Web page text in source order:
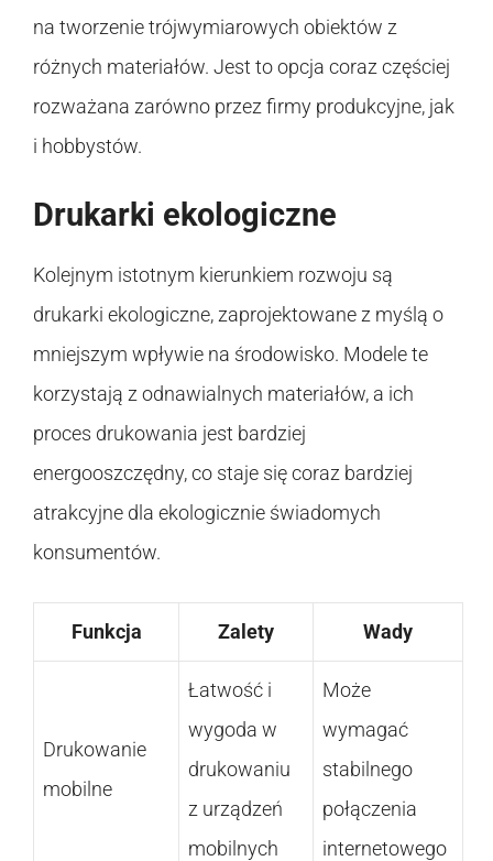
na tworzenie trójwymiarowych obiektów z
różnych materiałów. Jest to opcja coraz częściej
rozważana zarówno przez firmy produkcyjne, jak
i hobbystów.
Drukarki ekologiczne
Kolejnym istotnym kierunkiem rozwoju są
drukarki ekologiczne, zaprojektowane z myślą o
mniejszym wpływie na środowisko. Modele te
korzystają z odnawialnych materiałów, a ich
proces drukowania jest bardziej
energooszczędny, co staje się coraz bardziej
atrakcyjne dla ekologicznie świadomych
konsumentów.
Funkcja Zalety Wady
Drukowanie
mobilne
Łatwość i
wygoda w
drukowaniu
z urządzeń
mobilnych
Może
wymagać
stabilnego
połączenia
internetowego